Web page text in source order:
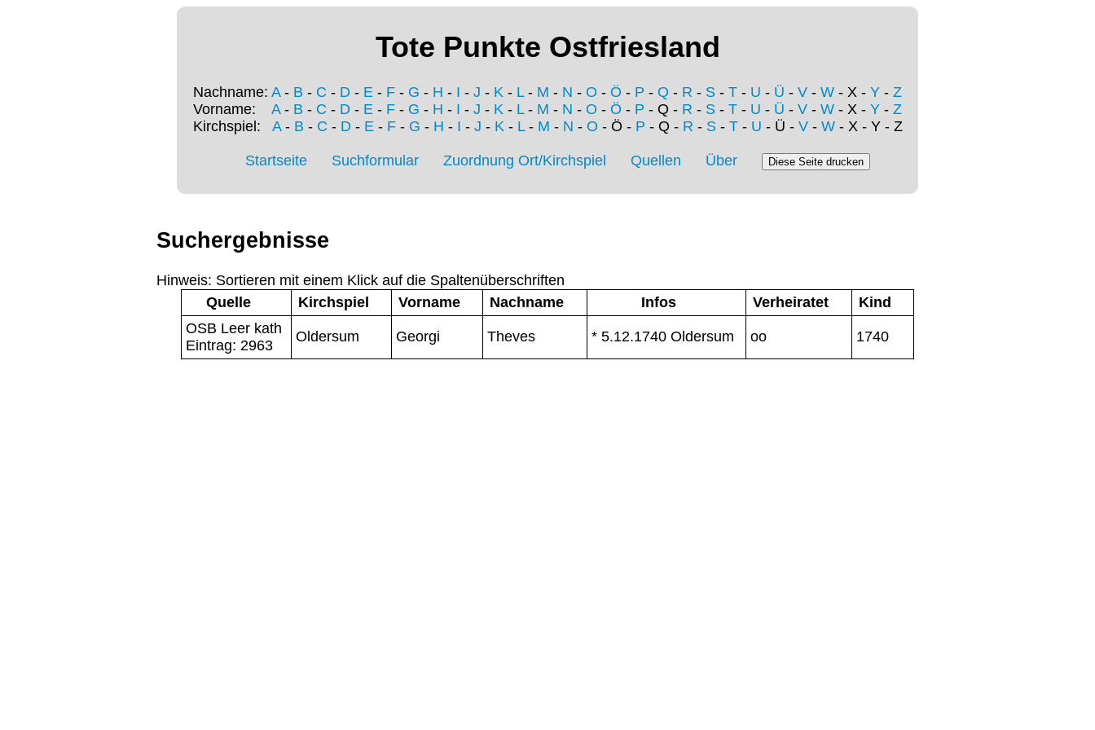
Tote Punkte Ostfriesland
Nachname: A- B - C - D - E - F - G - H - I - J - K - L- M - N - O - Ö - P - Q - R - S - T - U - Ü - V - W - X - Y - Z
Vorname: A- B - C - D - E - F - G - H - I - J - K - L- M - N - O - Ö - P - Q - R - S - T - U - Ü - V - W - X - Y - Z
Kirchspiel: A- B - C - D- E- F- G - H - I - J - K- L- M - N - O - Ö - P - Q - R - S- T- U - Ü - V- W- X - Y - Z
Startseite Suchformular Zuordnung Ort/Kirchspiel Quellen Über
Suchergebnisse
Hinweis: Sortieren mit einem Klick auf die Spaltenüberschriften
Quelle
Kirchspiel Vorname Nachname Infos Verheiratet
Kind
OSB Leer kath
Eintrag: 2963
Oldersum Georgi Theves * 5.12.1740 Oldersum oo 1740